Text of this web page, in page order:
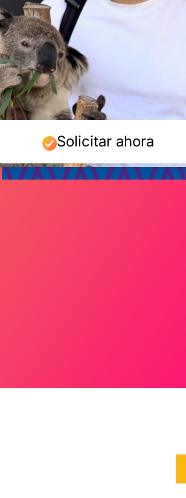
Solicitar ahora